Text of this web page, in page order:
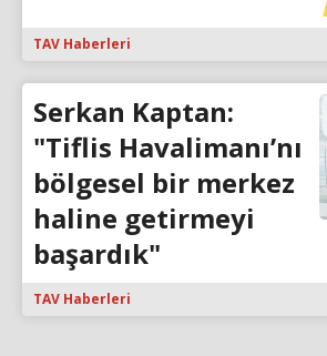
TAV Haberleri
Serkan Kaptan:
"Tiflis Havalimanı’nı
bölgesel bir merkez
haline getirmeyi
başardık"
TAV Haberleri